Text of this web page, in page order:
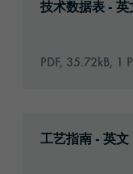
技术数据表 - 英
PDF, 35.72kB, 1
工艺指南 - 英文